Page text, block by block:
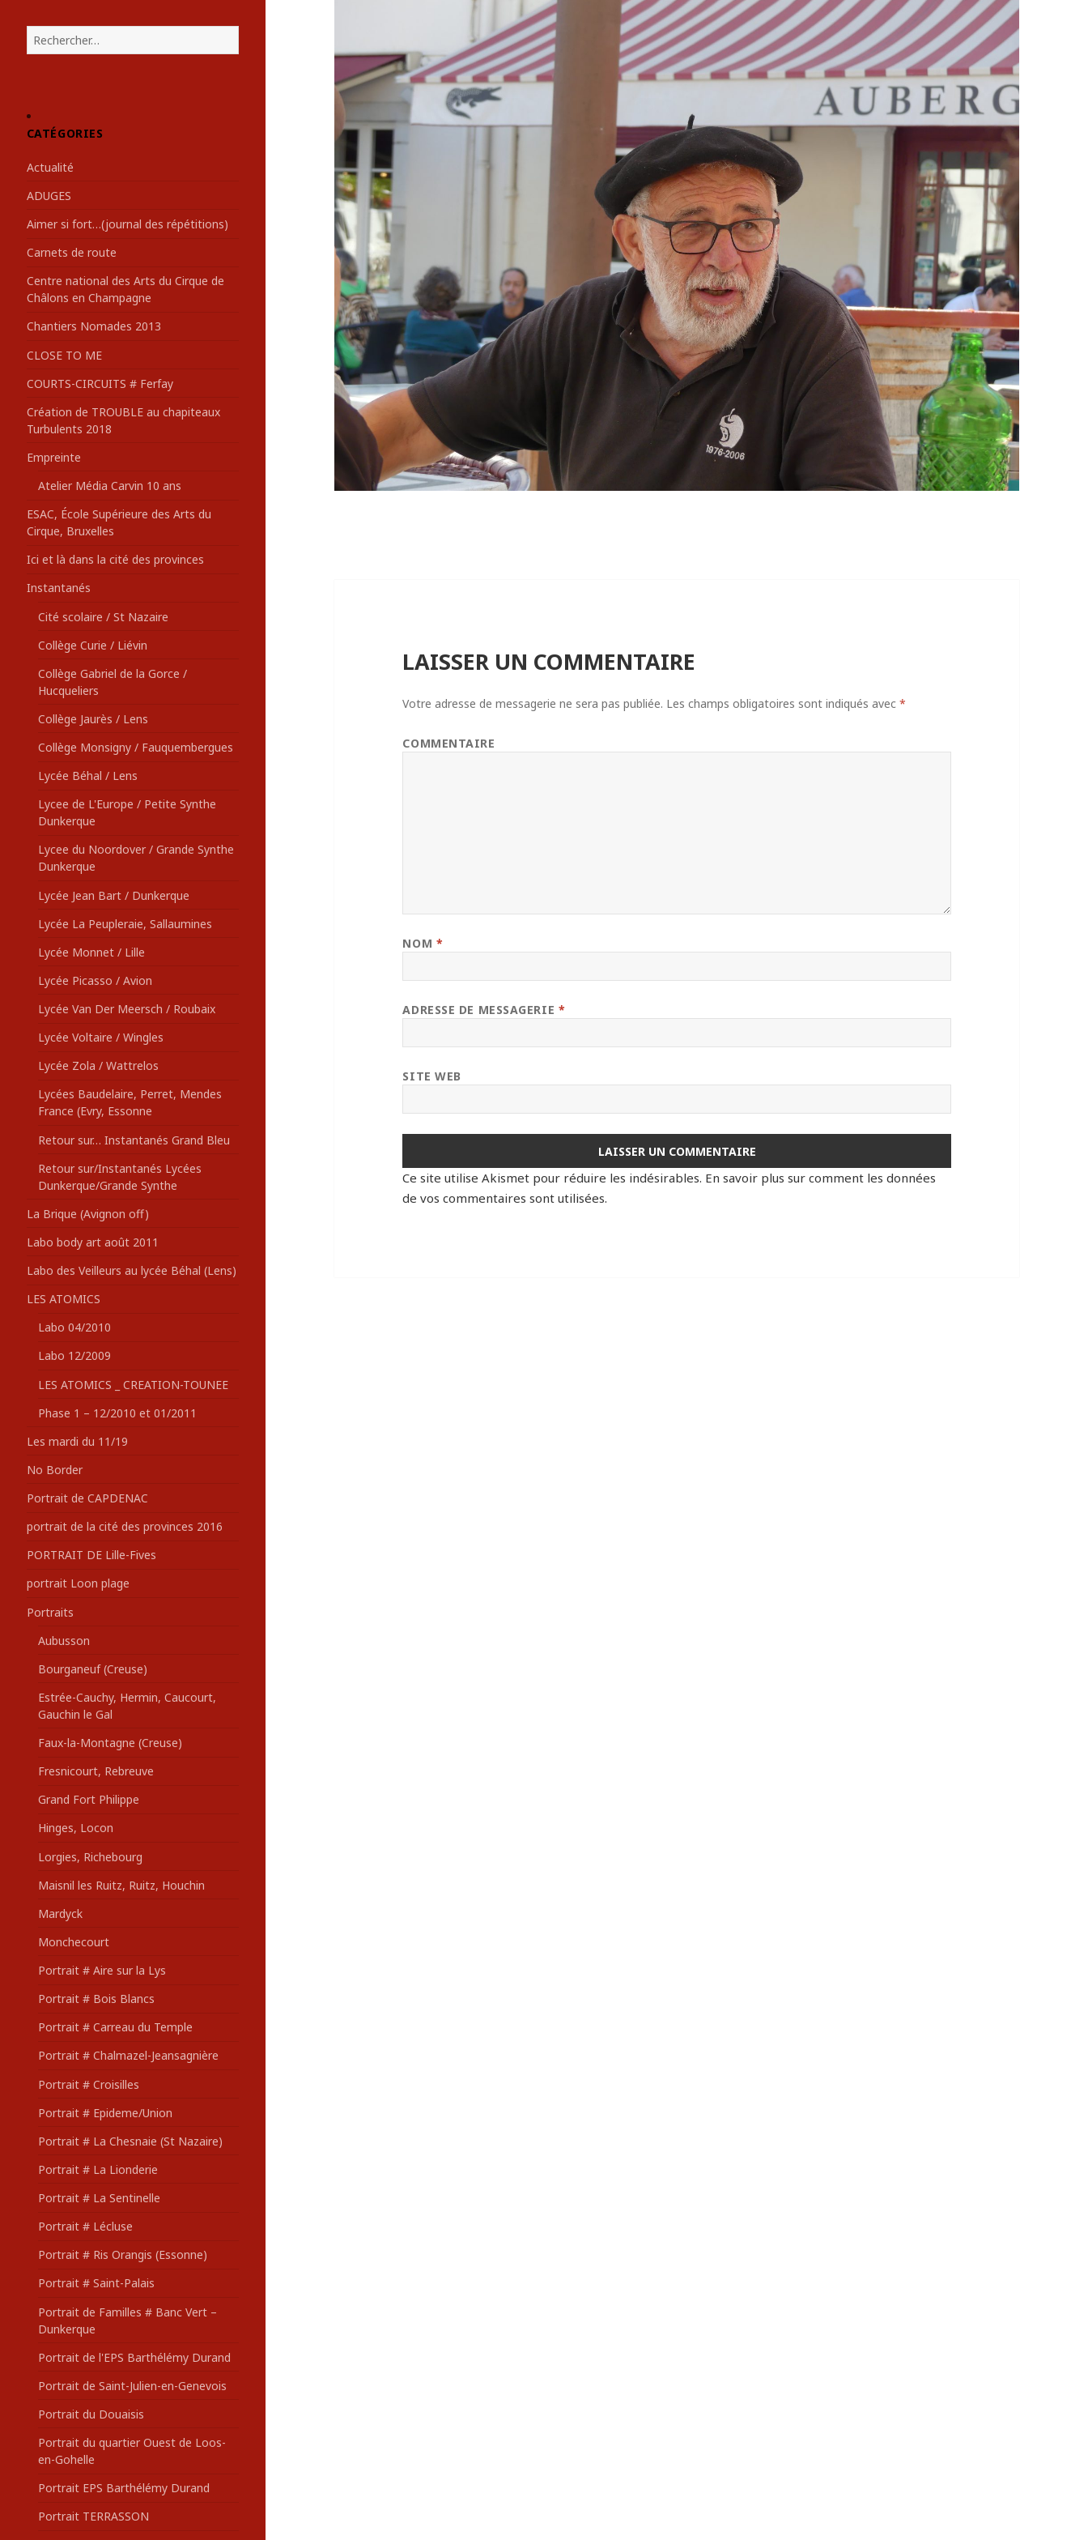
e
r
c
e
:
CATÉGORIES
Actualité
ADUGES
Aimer si fort…(journal des répétitions)
Carnets de route
Centre national des Arts du Cirque de
Châlons en Champagne
Chantiers Nomades 2013
CLOSE TO ME
COURTS-CIRCUITS # Ferfay
Création de TROUBLE au chapiteaux
Turbulents 2018
Empreinte
Atelier Média Carvin 10 ans
ESAC, École Supérieure des Arts du
Cirque, Bruxelles
Ici et là dans la cité des provinces
Instantanés
Cité scolaire / St Nazaire
Collège Curie / Liévin
Collège Gabriel de la Gorce /
Hucqueliers
Collège Jaurès / Lens
Collège Monsigny / Fauquembergues
Lycée Béhal / Lens
Lycee de L'Europe / Petite Synthe
Dunkerque
Lycee du Noordover / Grande Synthe
Dunkerque
Lycée Jean Bart / Dunkerque
Lycée La Peupleraie, Sallaumines
Lycée Monnet / Lille
Lycée Picasso / Avion
Lycée Van Der Meersch / Roubaix
Lycée Voltaire / Wingles
Lycée Zola / Wattrelos
Lycées Baudelaire, Perret, Mendes
France (Evry, Essonne
Retour sur… Instantanés Grand Bleu
Retour sur/Instantanés Lycées
Dunkerque/Grande Synthe
La Brique (Avignon off)
Labo body art août 2011
Labo des Veilleurs au lycée Béhal (Lens)
LES ATOMICS
Labo 04/2010
Labo 12/2009
LES ATOMICS _ CREATION-TOUNEE
Phase 1 – 12/2010 et 01/2011
Les mardi du 11/19
No Border
Portrait de CAPDENAC
portrait de la cité des provinces 2016
PORTRAIT DE Lille-Fives
portrait Loon plage
Portraits
Aubusson
Bourganeuf (Creuse)
Estrée-Cauchy, Hermin, Caucourt,
Gauchin le Gal
Faux-la-Montagne (Creuse)
Fresnicourt, Rebreuve
Grand Fort Philippe
Hinges, Locon
Lorgies, Richebourg
Maisnil les Ruitz, Ruitz, Houchin
Mardyck
Monchecourt
Portrait # Aire sur la Lys
Portrait # Bois Blancs
Portrait # Carreau du Temple
Portrait # Chalmazel-Jeansagnière
Portrait # Croisilles
Portrait # Epideme/Union
Portrait # La Chesnaie (St Nazaire)
Portrait # La Lionderie
Portrait # La Sentinelle
Portrait # Lécluse
Portrait # Ris Orangis (Essonne)
Portrait # Saint-Palais
Portrait de Familles # Banc Vert –
Dunkerque
Portrait de l'EPS Barthélémy Durand
Portrait de Saint-Julien-en-Genevois
Portrait du Douaisis
Portrait du quartier Ouest de Loos-
en-Gohelle
Portrait EPS Barthélémy Durand
Portrait TERRASSON
LAISSER UN COMMENTAIRE
Votre adresse de messagerie ne sera pas publiée. Les champs obligatoires sont indiqués avec*
COMMENTAIRE
NOM *
ADRESSE DE MESSAGERIE *
SITE WEB
Ce site utilise Akismet pour réduire les indésirables. En savoir plus sur comment les données
de vos commentaires sont utilisées.